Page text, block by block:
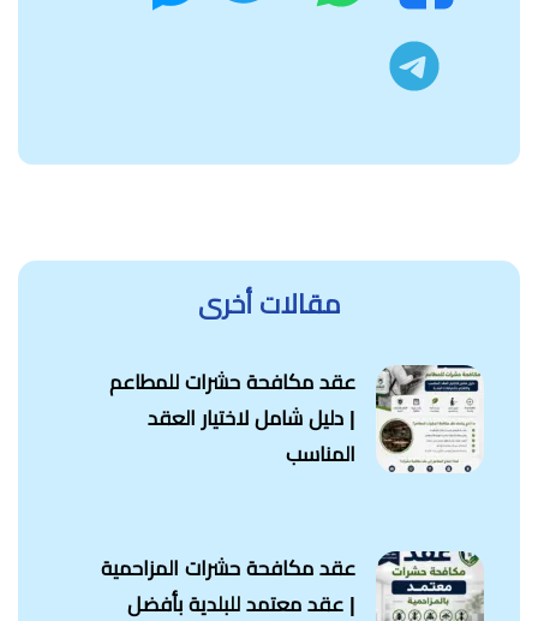
مقالات أخرى
عقد مكافحة حشرات للمطاعم
| دليل شامل لاختيار العقد
المناسب
عقد مكافحة حشرات المزاحمية
| عقد معتمد للبلدية بأفضل